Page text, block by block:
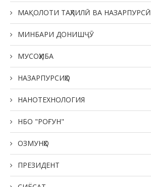
МАҚОЛОТИ ТАҲЛИЛӢ ВА НАЗАРПУРСӢ
МИНБАРИ ДОНИШҶӮ
МУСОҲИБА
НАЗАРПУРСИҲО
НАНОТЕХНОЛОГИЯ
НБО "РОҒУН"
ОЗМУНҲО
ПРЕЗИДЕНТ